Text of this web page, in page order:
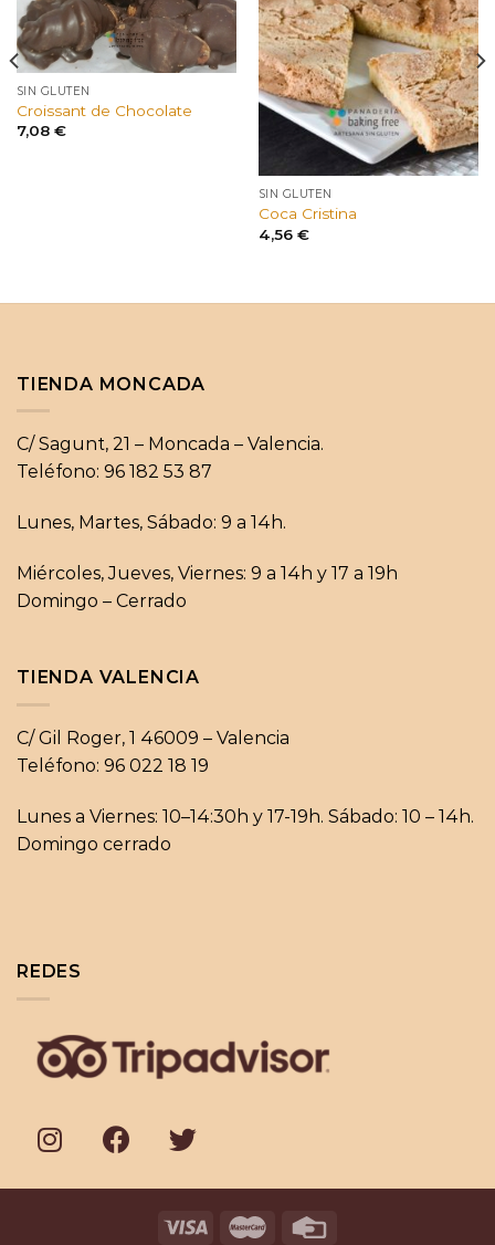
SIN GLUTEN
Croissant de Chocolate
7,08 €
SIN GLUTEN
Coca Cristina
4,56 €
TIENDA MONCADA
C/ Sagunt, 21 – Moncada – Valencia.
Teléfono: 96 182 53 87
Lunes, Martes, Sábado: 9 a 14h.
Miércoles, Jueves, Viernes: 9 a 14h y 17 a 19h
Domingo – Cerrado
TIENDA VALENCIA
C/ Gil Roger, 1 46009 – Valencia
Teléfono: 96 022 18 19
Lunes a Viernes: 10–14:30h y 17-19h. Sábado: 10 – 14h.
Domingo cerrado
REDES